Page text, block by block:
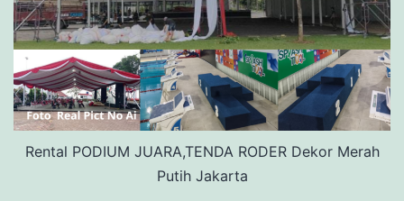
Rental PODIUM JUARA,TENDA RODER Dekor Merah
Putih Jakarta